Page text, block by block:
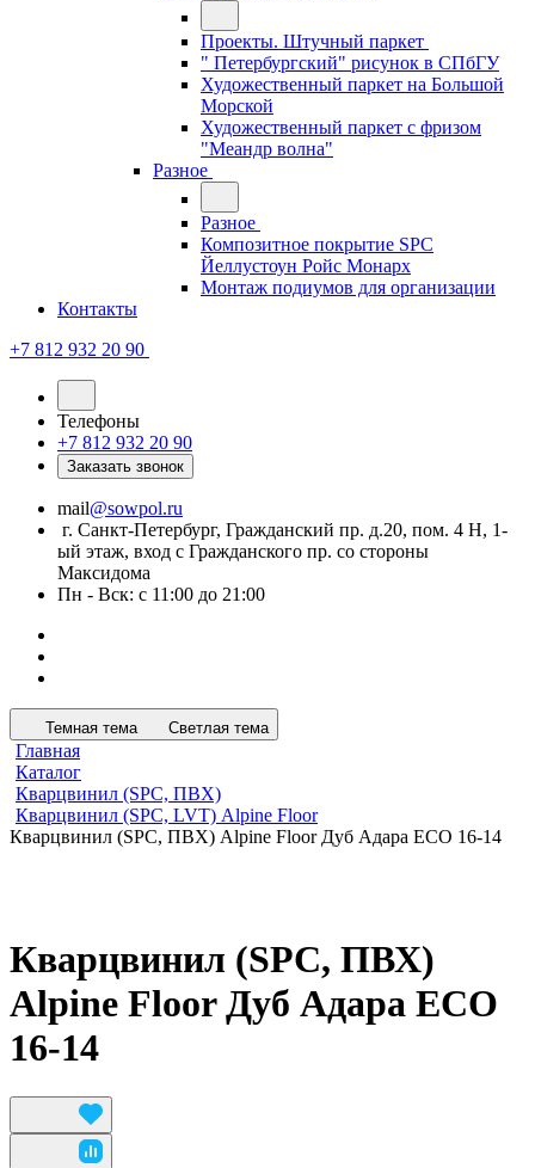
Проекты. Штучный паркет
" Петербургский" рисунок в СПбГУ
Художественный паркет на Большой
Морской
Художественный паркет с фризом
"Меандр волна"
Разное
Разное
Композитное покрытие SPC
Йеллустоун Ройс Монарх
Монтаж подиумов для организации
Контакты
+7 812 932 20 90
Телефоны
+7 812 932 20 90
Заказать звонок
mail@sowpol.ru
г. Санкт-Петербург, Гражданский пр. д.20, пом. 4 Н, 1-
ый этаж, вход с Гражданского пр. со стороны
Максидома
Пн - Вск: с 11:00 до 21:00
Темная тема Светлая тема
Главная
Каталог
Кварцвинил (SPC, ПВХ)
Кварцвинил (SPC, LVT) Alpine Floor
Кварцвинил (SPC, ПВХ) Alpine Floor Дуб Адара ECO 16-14
Кварцвинил (SPC, ПВХ)
Alpine Floor Дуб Адара ECO
16-14